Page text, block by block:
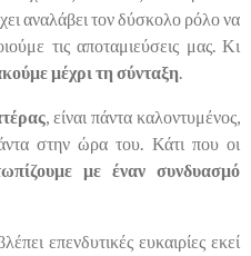
αναλάβει τον δύσκολο ρόλο να
τις αποταμιεύσεις μας. Κι
μέχρι τη σύνταξη.
, είναι πάντα καλοντυμένος,
στην ώρα του. Κάτι που οι
με έναν συνδυασμό
επενδυτικές ευκαιρίες εκεί